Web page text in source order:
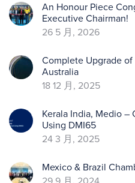
An Honour Piece
Executive Chairman!
26 5 月, 2026
Complete Upgrade of
Australia
18 12 月, 2025
Kerala India, Medio –
Using DMI65
24 3 月, 2025
Mexico & Brazil